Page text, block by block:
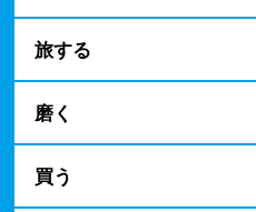
旅する
磨く
買う